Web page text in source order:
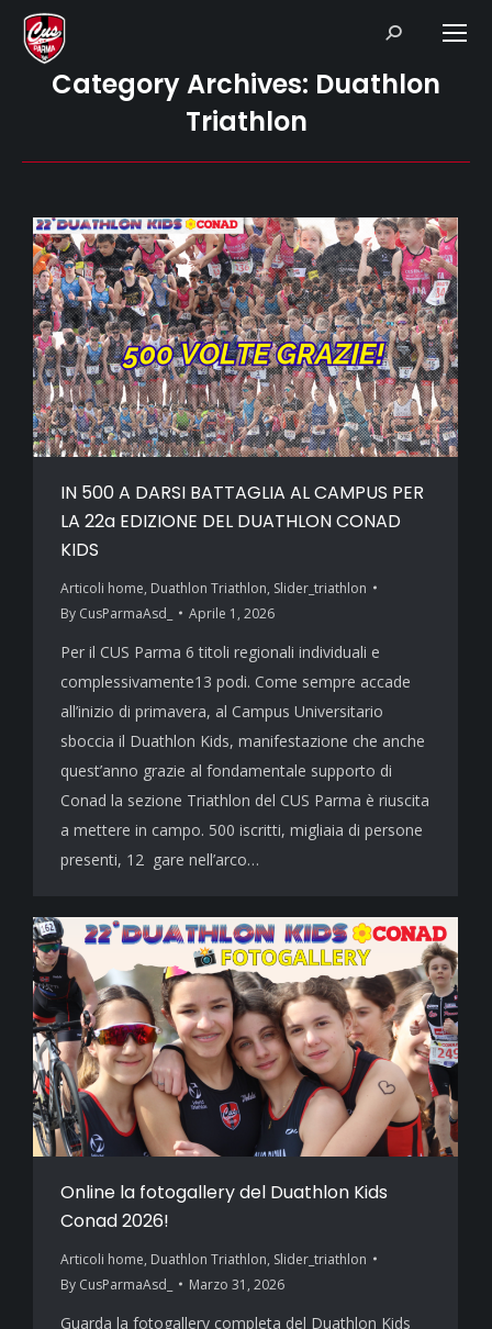
Search:
Category Archives: Duathlon
Triathlon
IN 500 A DARSI BATTAGLIA AL CAMPUS PER
LA 22a EDIZIONE DEL DUATHLON CONAD
KIDS
Articoli home, Duathlon Triathlon, Slider_triathlon
By CusParmaAsd_ Aprile 1, 2026
Per il CUS Parma 6 titoli regionali individuali e
complessivamente13 podi. Come sempre accade
all’inizio di primavera, al Campus Universitario
sboccia il Duathlon Kids, manifestazione che anche
quest’anno grazie al fondamentale supporto di
Conad la sezione Triathlon del CUS Parma è riuscita
a mettere in campo. 500 iscritti, migliaia di persone
presenti, 12 gare nell’arco…
Online la fotogallery del Duathlon Kids
Conad 2026!
Articoli home, Duathlon Triathlon, Slider_triathlon
By CusParmaAsd_ Marzo 31, 2026
Guarda la fotogallery completa del Duathlon Kids